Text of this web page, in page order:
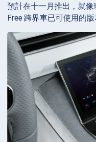
預計在十一月推出，就
Free 跨界車已可使用的版